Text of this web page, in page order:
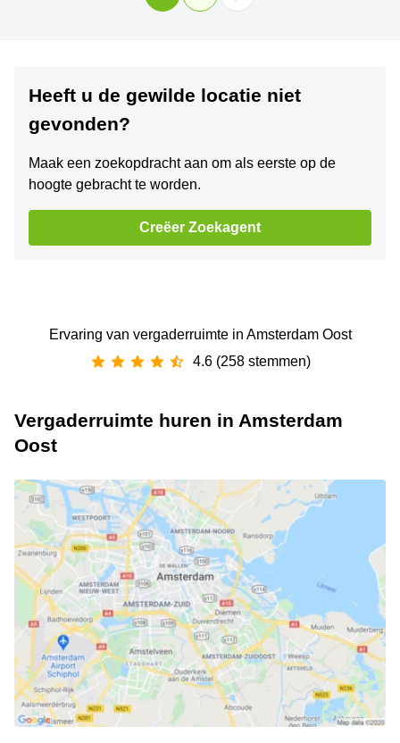
Heeft u de gewilde locatie niet
gevonden?
Maak een zoekopdracht aan om als eerste op de
hoogte gebracht te worden.
Creëer Zoekagent
Ervaring van ‪vergaderruimte‬ in Amsterdam Oost
4.6 (258 stemmen)
Vergaderruimte huren in Amsterdam
Oost